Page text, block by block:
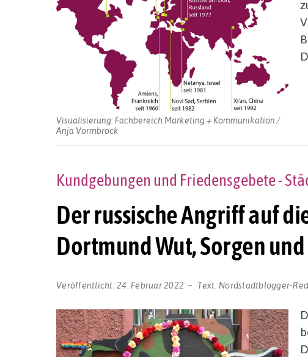
Visualisierung: Fachbereich Marketing + Kommunikation /
Anja Vormbrock
Der russische Angriff auf
Dortmund Wut, Sorgen
Kundgebungen und Friedensgebete -
Veröffentlicht:24. Februar 2022 Text: Nordstadtblogger-